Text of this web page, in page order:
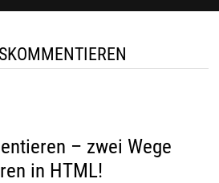
– zwei Wege
in HTML!